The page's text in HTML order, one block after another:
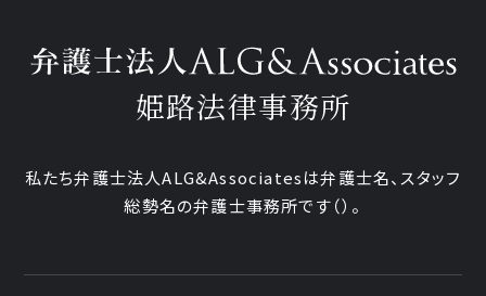
姫路法律事務所
私たち弁護士法人ALG&Associatesは弁護士名、 スタッフ
総勢名の弁護士事務所です（）。